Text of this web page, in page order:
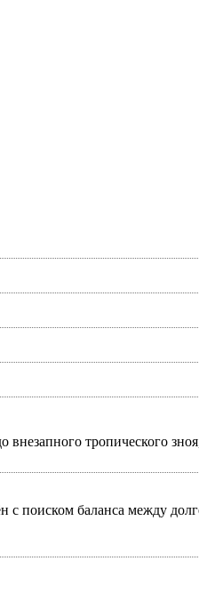
тропического
с поиском баланса между